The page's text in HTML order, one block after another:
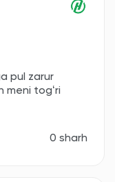
pul zarur
meni togʻri
0 sharh